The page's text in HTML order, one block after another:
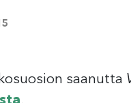
saanutta